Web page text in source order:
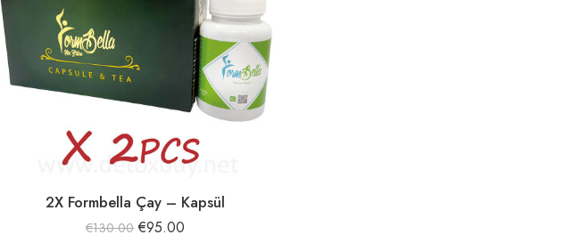
2X Formbella Çay – Kapsül
€130.00 €95.00